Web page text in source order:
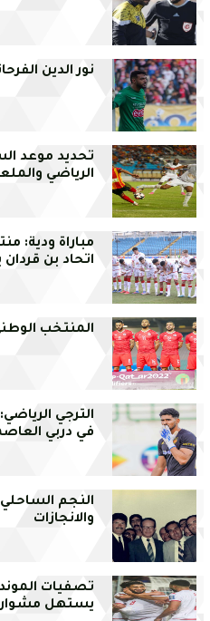
نور الدين
تحديد موعد
الرياضي
مباراة ودية:
اتحاد بن
المنتخب
الترجي
في دربي
النجم
والانجازات
تصفيات
يستهل